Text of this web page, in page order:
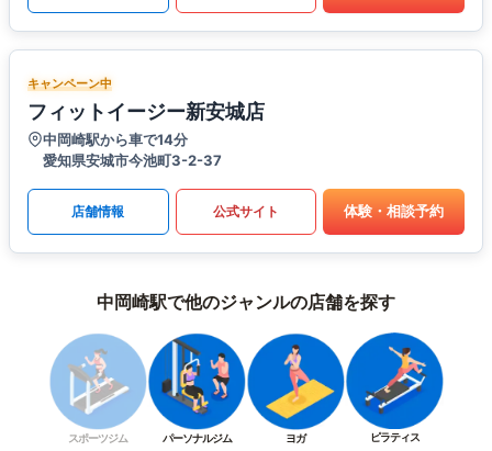
キャンペーン中
フィットイージー新安城店
中岡崎駅から車で14分
愛知県安城市今池町3-2-37
店舗情報 公式サイト 体験・相談予約
中岡崎駅で他のジャンルの店舗を探す
スポーツジム パーソナルジム ヨガ ピラティス